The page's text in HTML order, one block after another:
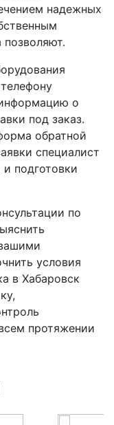
надежных
позволяют.
о
под заказ.
обратной
специалист
подготовки
по
условия
в Хабаровск
протяжении